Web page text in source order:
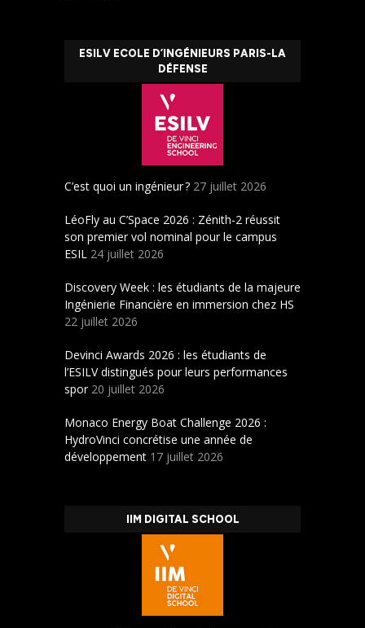
ESILV ECOLE D’INGÉNIEURS PARIS-LA
DÉFENSE
C’est quoi un ingénieur ? 27 juillet 2026
LéoFly au C’Space 2026 : Zénith-2 réussit
son premier vol nominal pour le campus
ESIL 24 juillet 2026
Discovery Week : les étudiants de la majeure
Ingénierie Financière en immersion chez HS
22 juillet 2026
Devinci Awards 2026 : les étudiants de
l’ESILV distingués pour leurs performances
spor 20 juillet 2026
Monaco Energy Boat Challenge 2026 :
HydroVinci concrétise une année de
développement 17 juillet 2026
IIM DIGITAL SCHOOL